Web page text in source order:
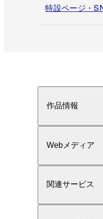
特設ページ・
作品情報
Webメディア
関連サービス